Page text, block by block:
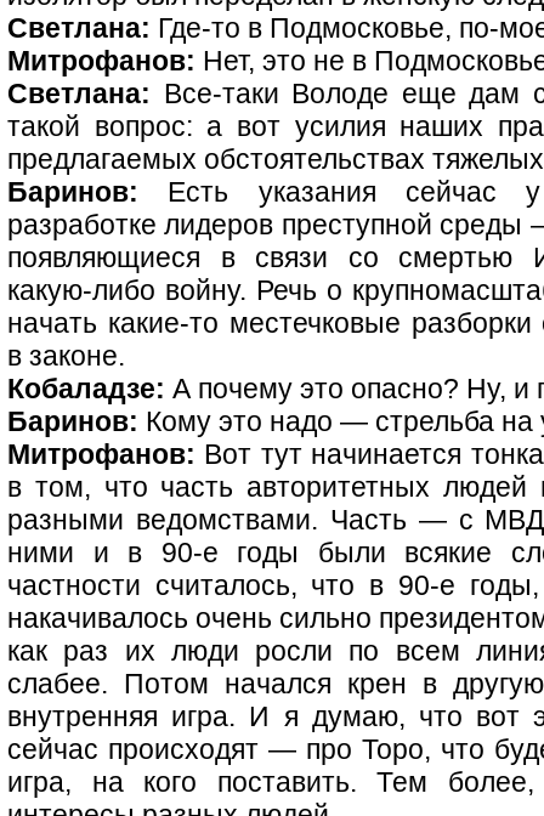
Светлана: Где-то в Подмосковье, по-
Митрофанов: Нет, это не в
Светлана: Все-таки Володе еще дам
такой вопрос: а вот усилия наших
предлагаемых обстоятельствах
Баринов: Есть указания сейчас
разработке лидеров преступной
появляющиеся в связи со смертью
какую-либо войну. Речь о
начать какие-то местечковые
в законе.
Кобаладзе: А почему это опасно? Ну, и
Баринов: Кому это надо — стрельба на
Митрофанов: Вот тут начинается
в том, что часть авторитетных людей
разными ведомствами. Часть — с
ними и в 90-е годы были всякие
частности считалось, что в 90-е
накачивалось очень сильно
как раз их люди росли по всем
слабее. Потом начался крен в
внутренняя игра. И я думаю, что вот
сейчас происходят — про Торо, что
игра, на кого поставить. Тем